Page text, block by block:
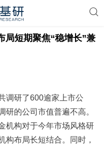
局短期聚焦“稳增长”兼
调研了600逾家上市公
研的公司市值普遍不高。
机构对于今年市场风格研
构布局长短结合。同时，